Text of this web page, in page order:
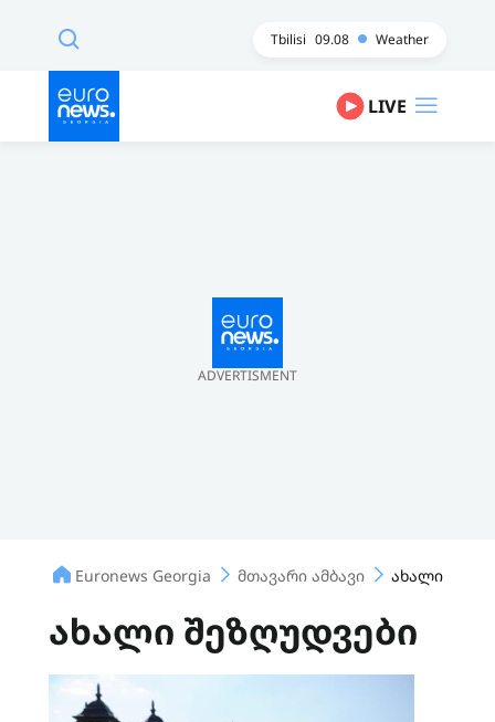
Tbilisi 09.08 Weather
LIVE
ADVERTISMENT
Euronews Georgia მთავარი ამბავი ახალი
ახალი შეზღუდვები